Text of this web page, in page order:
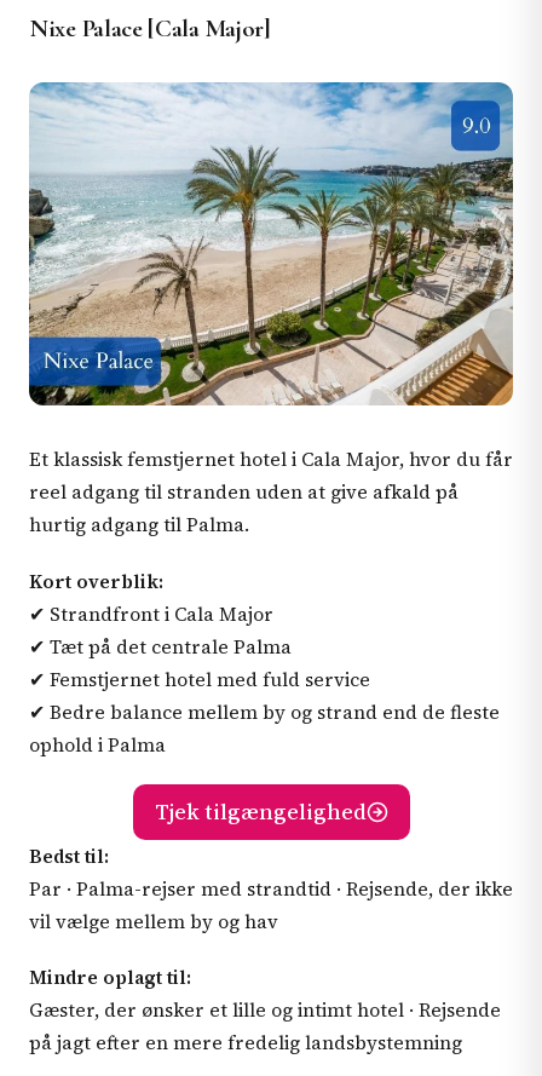
Nixe Palace [Cala Major]
Et klassisk femstjernet hotel i Cala Major, hvor du får
reel adgang til stranden uden at give afkald på
hurtig adgang til Palma.
Kort overblik:
✔ Strandfront i Cala Major
✔ Tæt på det centrale Palma
✔ Femstjernet hotel med fuld service
✔ Bedre balance mellem by og strand end de fleste
ophold i Palma
Tjek tilgængelighed
Bedst til:
Par · Palma-rejser med strandtid · Rejsende, der ikke
vil vælge mellem by og hav
Mindre oplagt til:
Gæster, der ønsker et lille og intimt hotel · Rejsende
på jagt efter en mere fredelig landsbystemning